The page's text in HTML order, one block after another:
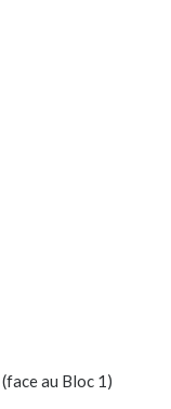
au Bloc 1)